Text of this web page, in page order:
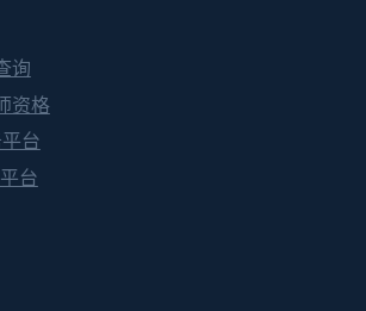
询
资格
台
台